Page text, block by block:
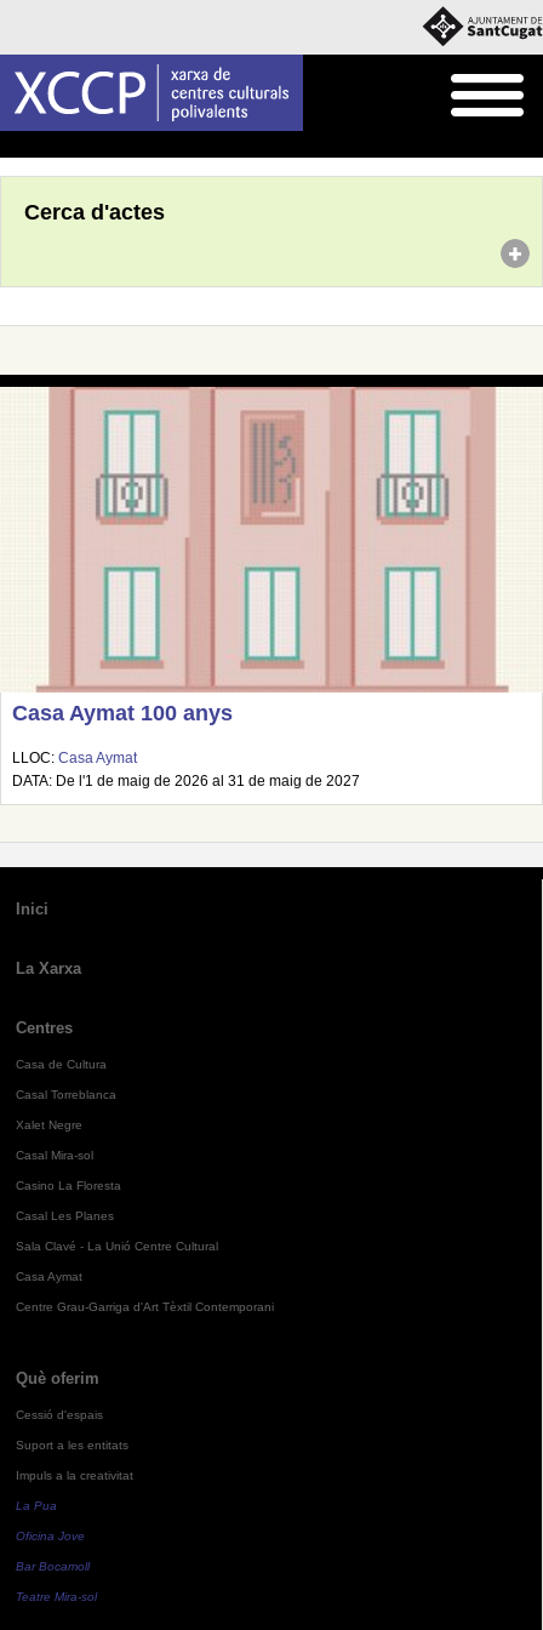
Cerca d'actes
Casa Aymat 100 anys
LLOC: Casa Aymat
DATA: De l'1 de maig de 2026 al 31 de maig de 2027
Inici
La Xarxa
Centres
Casa de Cultura
Casal Torreblanca
Xalet Negre
Casal Mira-sol
Casino La Floresta
Casal Les Planes
Sala Clavé - La Unió Centre Cultural
Casa Aymat
Centre Grau-Garriga d'Art Tèxtil Contemporani
Què oferim
Cessió d'espais
Suport a les entitats
Impuls a la creativitat
La Pua
Oficina Jove
Bar Bocamoll
Teatre Mira-sol